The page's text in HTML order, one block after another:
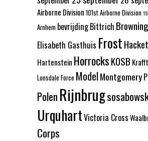
Airborne Division 101st Airborne Division
Arnhem bevrijdingBittrich Browning
Elisabeth Gasthuis Frost
Hartenstein HorrocksKOSB Krafft
Lonsdale Force ModelMontgomery
PolenRijnbrug
UrquhartVictoria Cross
Corps